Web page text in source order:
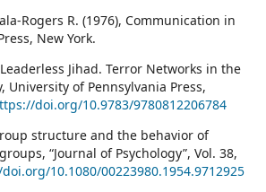
Rogers R. (1976), Communication in
New York.
Jihad. Terror Networks in the
University of Pennsylvania Press,
doi.org/10.9783/9780812206784
structure and the behavior of
“Journal of Psychology”, Vol. 38,
10.1080/00223980.1954.9712925